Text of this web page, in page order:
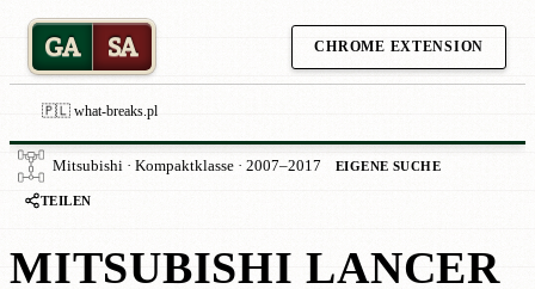
GA SA CHROME EXTENSION
🇵🇱 what-breaks.pl
Mitsubishi · Kompaktklasse · 2007–2017 EIGENE SUCHE
TEILEN
MITSUBISHI LANCER